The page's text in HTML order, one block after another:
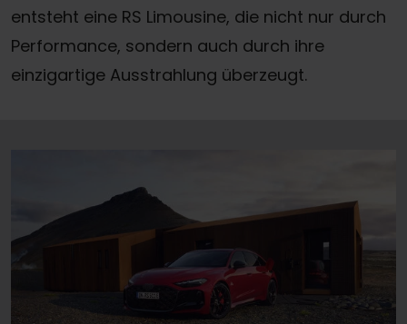
entsteht eine RS Limousine, die nicht nur durch
Performance, sondern auch durch ihre
einzigartige Ausstrahlung überzeugt.